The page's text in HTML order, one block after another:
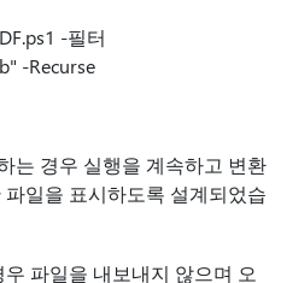
-필터
-Recurse
는 경우 실행을 계속하고 변환
일을 표시하도록 설계되었습
파일을 내보내지 않으며 오